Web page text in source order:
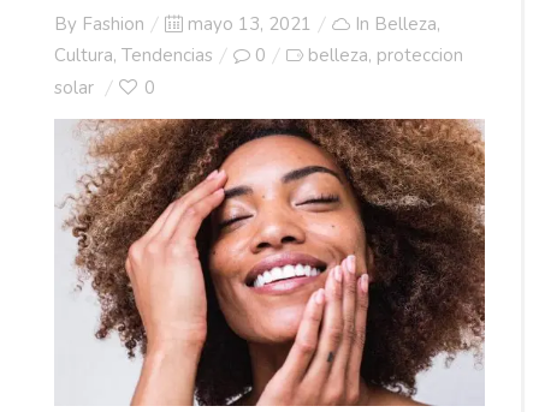
By Fashion
Posted
on
mayo 13, 2021 In Belleza,
Cultura, Tendencias 0 belleza, proteccion
solar
0